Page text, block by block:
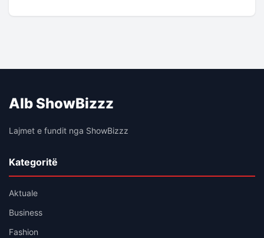
Alb ShowBizzz
Lajmet e fundit nga ShowBizzz
Kategoritë
Aktuale
Business
Fashion